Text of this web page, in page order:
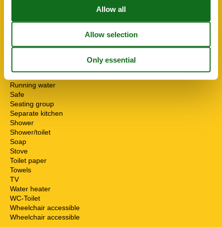
High chair
Multiple bedrooms
Running water
Safe
Seating group
Separate kitchen
Shower
Shower/toilet
Soap
Stove
Toilet paper
Towels
TV
Water heater
WC-Toilet
Wheelchair accessible
Wheelchair accessible